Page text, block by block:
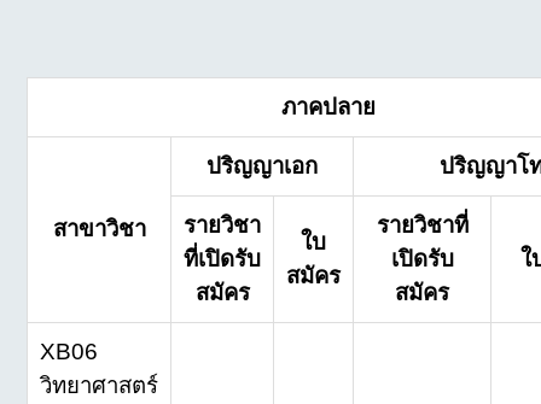
ภาคปลาย
สาขาวิชา
ปริญญาเอก ปริญญาโ
รายวิชา
ที่เปิดรับ
สมัคร
ใบ
สมัคร
รายวิชาที่
เปิดรับ
สมัคร
ใ
XB06
วิทยาศาสตร์